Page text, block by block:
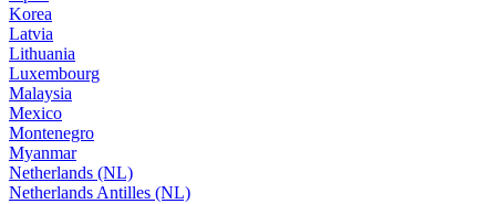
Korea
Latvia
Lithuania
Luxembourg
Malaysia
Mexico
Montenegro
Myanmar
Netherlands (NL)
Netherlands Antilles (NL)